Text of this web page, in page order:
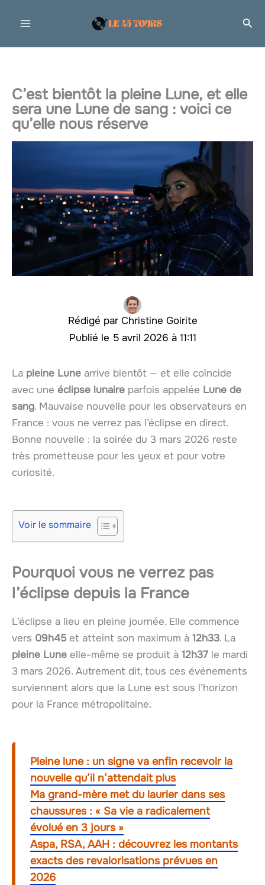
C’est bientôt la pleine Lune, et elle
sera une Lune de sang : voici ce
qu’elle nous réserve
Christine Goirite
5 avril 2026 à 11:11
La pleine Lune arrive bientôt — et elle coïncide
avec une éclipse lunaire parfois appelée Lune de
sang. Mauvaise nouvelle pour les observateurs en
France : vous ne verrez pas l’éclipse en direct.
Bonne nouvelle : la soirée du 3 mars 2026 reste
très prometteuse pour les yeux et pour votre
curiosité.
Voir le sommaire
Pourquoi vous ne verrez pas
l’éclipse depuis la France
L’éclipse a lieu en pleine journée. Elle commence
vers 09h45et atteint son maximum à 12h33. La
pleine Lune elle-même se produit à 12h37 le mardi
3 mars 2026. Autrement dit, tous ces événements
surviennent alors que la Lune est sous l’horizon
pour la France métropolitaine.
Pleine lune : un signe va enfin recevoir la
nouvelle qu’il n’attendait plus
Ma grand-mère met du laurier dans ses
chaussures : « Sa vie a radicalement
évolué en 3 jours »
Aspa, RSA, AAH : découvrez les montants
exacts des revalorisations prévues en
2026